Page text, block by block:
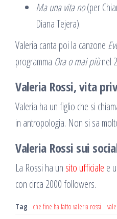
Ma una vita no(per
Diana Tejera).
Valeria canta poi la canzone
programma Ora o mai piùnel
Valeria Rossi, vita
Valeria ha un figlio che si
in antropologia. Non si sa
Valeria Rossi sui
La Rossi ha un sito ufficiale e
con circa 2000 followers.
Tag che fine ha fatto valeria rossi